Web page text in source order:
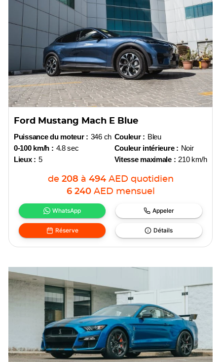
Ford Mustang Mach E Blue
Puissance du moteur : 346 ch
0-100 km/h : 4.8 sec
Lieux : 5
Couleur : Bleu
Couleur intérieure : Noir
Vitesse maximale : 210 km/h
de 208 à 494 AED quotidien
6 240 AED mensuel
WhatsApp Appeler
Réserve Détails